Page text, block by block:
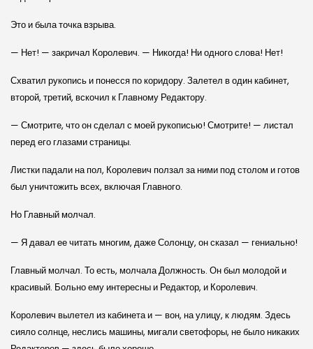
Это и была точка взрыва.
— Нет! — закричал Королевич. — Никогда! Ни одного слова! Нет!
Схватил рукопись и понесся по коридору. Залетел в один кабинет,
второй, третий, вскочил к Главному Редактору.
— Смотрите, что он сделал с моей рукописью! Смотрите! — листал
перед его глазами страницы.
Листки падали на пол, Королевич ползал за ними под столом и готов
был уничтожить всех, включая Главного.
Но Главный молчал.
— Я давал ее читать многим, даже Солонцу, он сказал — гениально!
Главный молчал. То есть, молчала Должность. Он был молодой и
красивый. Больно ему интересны и Редактор, и Королевич.
Королевич вылетел из кабинета и — вон, на улицу, к людям. Здесь
сияло солнце, неслись машины, мигали светофоры, не было никаких